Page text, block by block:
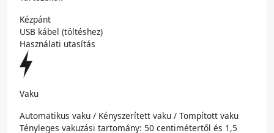
Kézpánt
USB kábel (töltéshez)
Használati utasítás
Vaku
Automatikus vaku / Kényszerített vaku / Tompított vaku
Tényleges vakuzási tartomány: 50 centimétertől és 1,5